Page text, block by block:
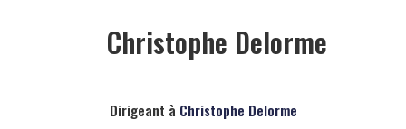
Christophe Delorme
Dirigeant à Christophe Delorme